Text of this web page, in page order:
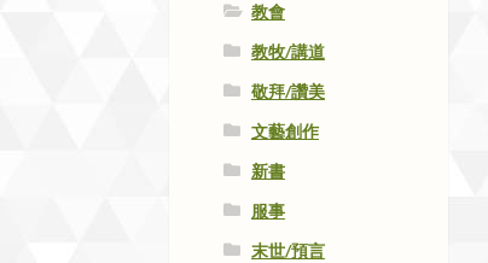
教會
教牧/講道
敬拜/讚美
文藝創作
新書
服事
末世/預言